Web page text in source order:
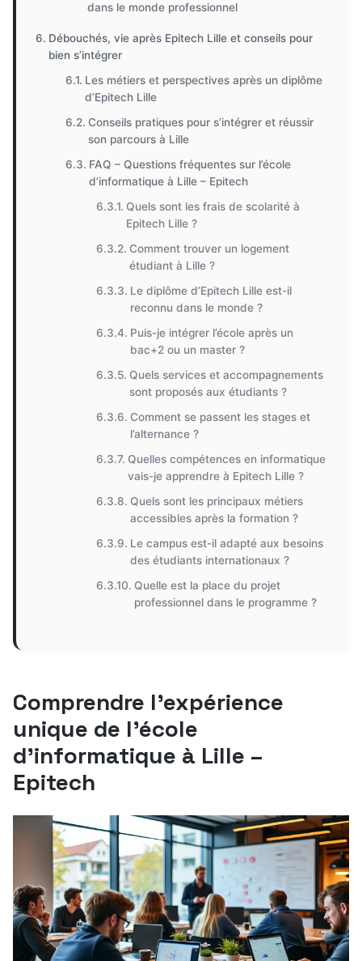
dans le monde professionnel
Débouchés, vie après Epitech Lille et conseils pour
bien s’intégrer
Les métiers et perspectives après un diplôme
d’Epitech Lille
Conseils pratiques pour s’intégrer et réussir
son parcours à Lille
FAQ – Questions fréquentes sur l’école
d’informatique à Lille – Epitech
Quels sont les frais de scolarité à
Epitech Lille ?
Comment trouver un logement
étudiant à Lille ?
Le diplôme d’Epitech Lille est-il
reconnu dans le monde ?
Puis-je intégrer l’école après un
bac+2 ou un master ?
Quels services et accompagnements
sont proposés aux étudiants ?
Comment se passent les stages et
l’alternance ?
Quelles compétences en informatique
vais-je apprendre à Epitech Lille ?
Quels sont les principaux métiers
accessibles après la formation ?
Le campus est-il adapté aux besoins
des étudiants internationaux ?
Quelle est la place du projet
professionnel dans le programme ?
Comprendre l’expérience
unique de l’école
d’informatique à Lille –
Epitech